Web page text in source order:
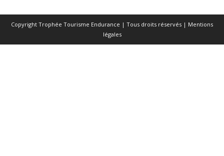
Copyright Trophée Tourisme Endurance | Tous droits réservés | Mentions
légales